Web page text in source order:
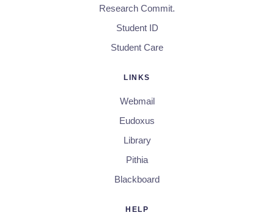
Research Commit.
Student ID
Student Care
LINKS
Webmail
Eudoxus
Library
Pithia
Blackboard
HELP